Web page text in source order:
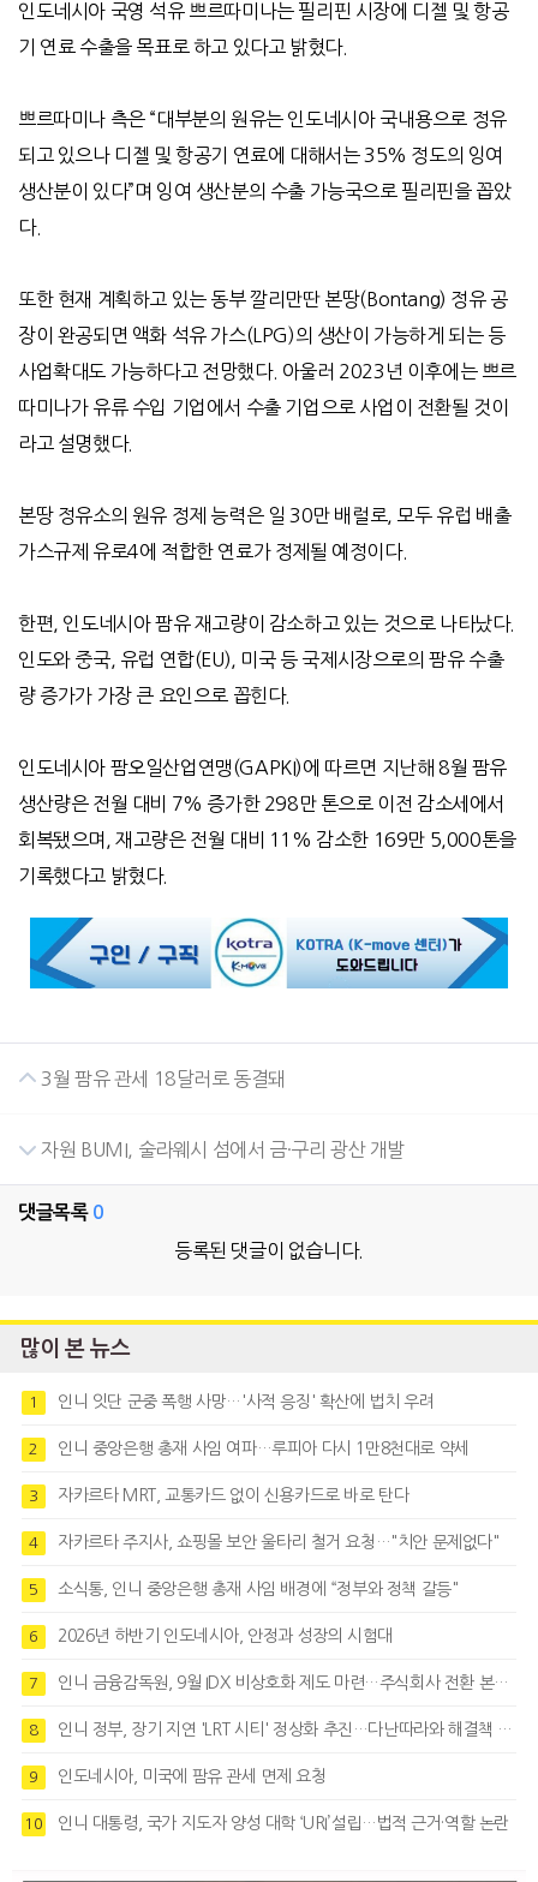
인도네시아 국영 석유 쁘르따미나는 필리핀 시장에 디젤 및 항공
기 연료 수출을 목표로 하고 있다고 밝혔다.
쁘르따미나 측은 “대부분의 원유는 인도네시아 국내용으로 정유
되고 있으나 디젤 및 항공기 연료에 대해서는 35% 정도의 잉여
생산분이 있다”며 잉여 생산분의 수출 가능국으로 필리핀을 꼽았
다.
또한 현재 계획하고 있는 동부 깔리만딴 본땅(Bontang) 정유 공
장이 완공되면 액화 석유 가스(LPG)의 생산이 가능하게 되는 등
사업확대도 가능하다고 전망했다. 아울러 2023년 이후에는 쁘르
따미나가 유류 수입 기업에서 수출 기업으로 사업이 전환될 것이
라고 설명했다.
본땅 정유소의 원유 정제 능력은 일 30만 배럴로, 모두 유럽 배출
가스규제 유로4에 적합한 연료가 정제될 예정이다.
한편, 인도네시아 팜유 재고량이 감소하고 있는 것으로 나타났다.
인도와 중국, 유럽 연합(EU), 미국 등 국제시장으로의 팜유 수출
량 증가가 가장 큰 요인으로 꼽힌다.
인도네시아 팜오일산업연맹(GAPKI)에 따르면 지난해 8월 팜유
생산량은 전월 대비 7% 증가한 298만 톤으로 이전 감소세에서
회복됐으며, 재고량은 전월 대비 11% 감소한 169만 5,000톤을
기록했다고 밝혔다.
3월 팜유 관세 18달러로 동결돼
자원 BUMI, 술라웨시 섬에서 금·구리 광산 개발
댓글목록 0
등록된 댓글이 없습니다.
많이 본 뉴스
1 인니 잇단 군중 폭행 사망…'사적 응징' 확산에 법치 우려
2 인니 중앙은행 총재 사임 여파…루피아 다시 1만8천대로 약세
3 자카르타 MRT, 교통카드 없이 신용카드로 바로 탄다
4 자카르타 주지사, 쇼핑몰 보안 울타리 철거 요청…"치안 문제없다"
5 소식통, 인니 중앙은행 총재 사임 배경에 “정부와 정책 갈등"
6 2026년 하반기 인도네시아, 안정과 성장의 시험대
7 인니 금융감독원, 9월 IDX 비상호화 제도 마련…주식회사 전환 본격화
8 인니 정부, 장기 지연 'LRT 시티' 정상화 추진…다난따라와 해결책 모색
9 인도네시아, 미국에 팜유 관세 면제 요청
10 인니 대통령, 국가 지도자 양성 대학 ‘URI’설립…법적 근거·역할 논란